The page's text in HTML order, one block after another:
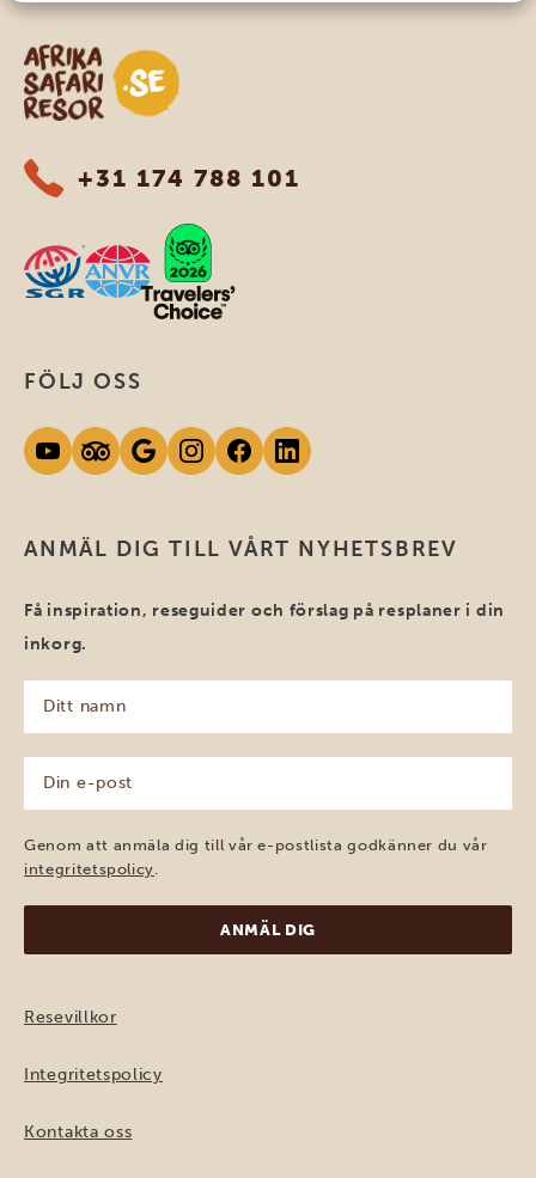
Safari-resor i Afrika
+31 174 788 101
ANMÄL DIG TILL VÅRT NYHETSBREV
Få inspiration, reseguider och förslag på resplaner i din
inkorg.
namn
(Obligatoriskt)
post
(Obligatoriskt)
Genom att anmäla dig till vår e-postlista godkänner du vår
integritetspolicy.
FÖLJ OSS
Resevillkor
Integritetspolicy
Kontakta oss